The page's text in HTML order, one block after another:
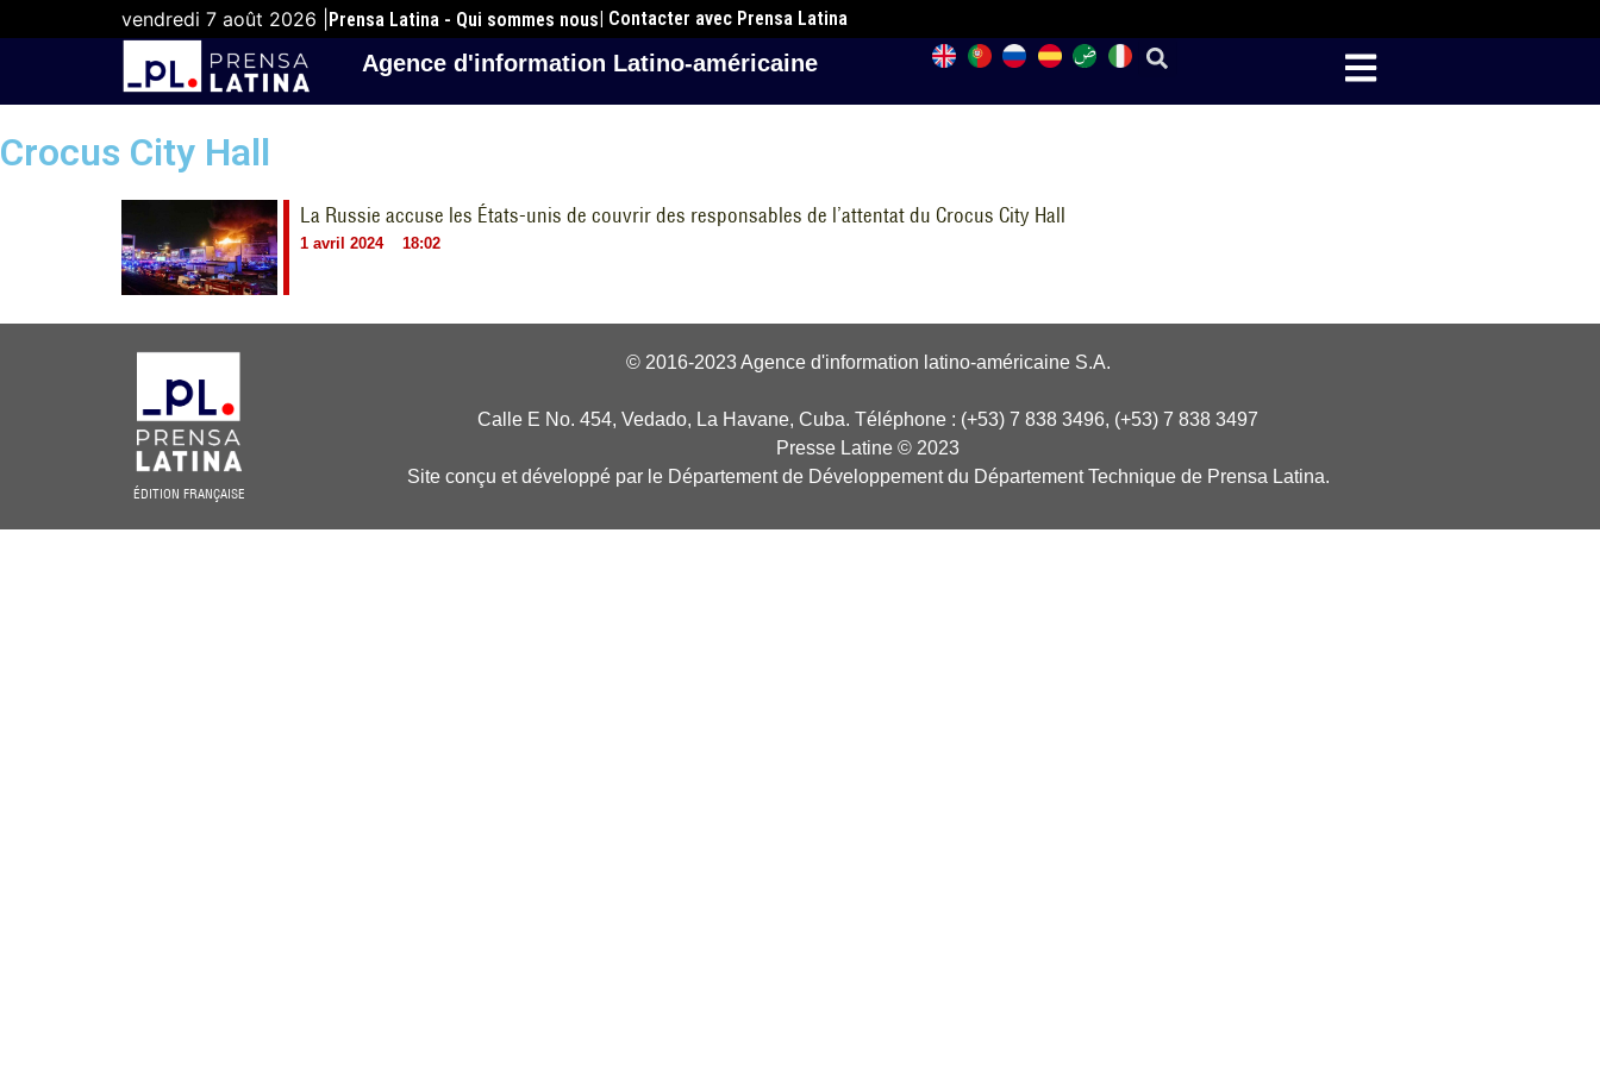
vendredi 7 août 2026 | Prensa Latina - Qui sommes nous| Contacter avec Prensa Latina
Agence d'information Latino-américaine
Crocus City Hall
La Russie accuse les États-unis de couvrir des responsables de l’attentat du Crocus City Hall
1 avril 2024 18:02
ÉDITION FRANÇAISE
© 2016-2023 Agence d'information latino-américaine S.A.
Calle E No. 454, Vedado, La Havane, Cuba. Téléphone : (+53) 7 838 3496, (+53) 7 838 3497
Presse Latine © 2023
Site conçu et développé par le Département de Développement du Département Technique de Prensa Latina.